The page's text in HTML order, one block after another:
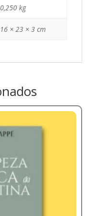
0,250 kg
16 × 23 × 3 cm